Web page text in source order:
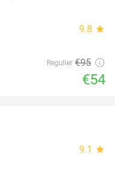
9.8 star
Regulier €95
€54
9.1 star